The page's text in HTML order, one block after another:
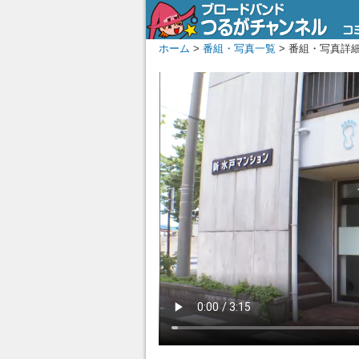
ホーム > 番組・写真一覧 > 番組・写真詳